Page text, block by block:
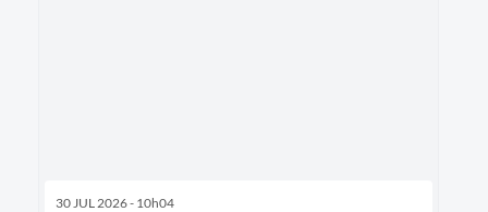
30 JUL 2026 - 10h04